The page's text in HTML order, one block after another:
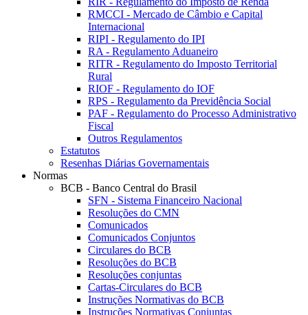
RMCCI - Mercado de Câmbio e Capital
Internacional
RIPI - Regulamento do IPI
RA - Regulamento Aduaneiro
RITR - Regulamento do Imposto Territorial
Rural
RIOF - Regulamento do IOF
RPS - Regulamento da Previdência Social
PAF - Regulamento do Processo Administrativo
Fiscal
Outros Regulamentos
Estatutos
Resenhas Diárias Governamentais
Normas
BCB - Banco Central do Brasil
SFN - Sistema Financeiro Nacional
Resoluções do CMN
Comunicados
Comunicados Conjuntos
Circulares do BCB
Resoluções do BCB
Resoluções conjuntas
Cartas-Circulares do BCB
Instruções Normativas do BCB
Instruções Normativas Conjuntas